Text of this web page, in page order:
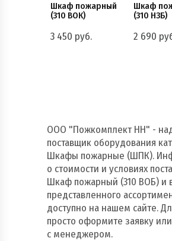
Шкаф пожарный
(310 ВОК)
3 450 руб.
Шкаф
(310 НЗБ)
2 690
ООО "Пожкомплект НН" -
поставщик оборудования
Шкафы пожарные (ШПК).
о стоимости и условиях
Шкаф пожарный (310 ВОБ) и
представленного
доступно на нашем сайте.
просто оформите заявку
с менеджером.